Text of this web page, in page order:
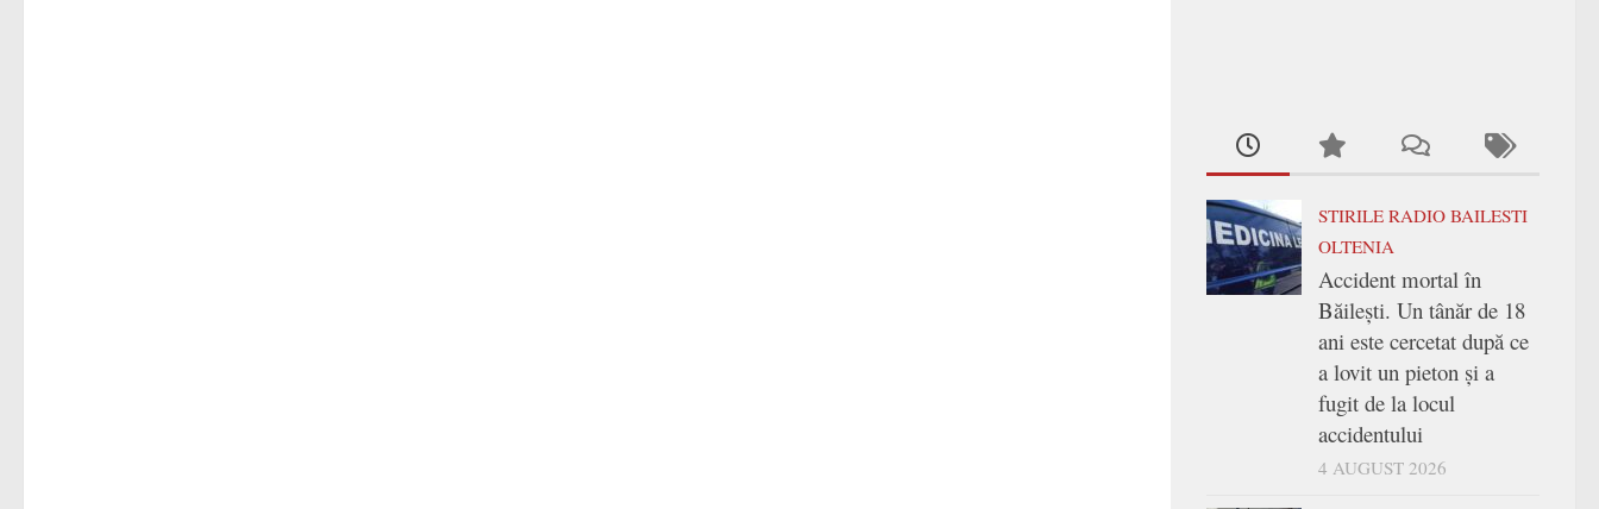
STIRILE RADIO BAILESTI
OLTENIA
Accident mortal în
Băilești. Un tânăr de 18
ani este cercetat după ce
a lovit un pieton și a
fugit de la locul
accidentului
4 AUGUST 2026